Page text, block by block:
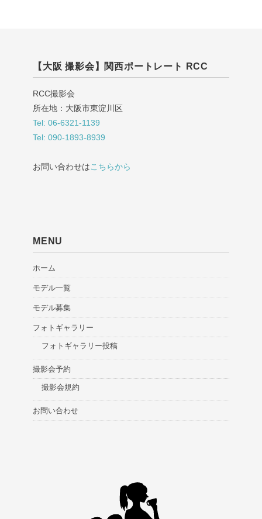
【大阪 撮影会】関西ポートレート RCC
RCC撮影会
所在地：大阪市東淀川区
Tel: 06-6321-1139
Tel: 090-1893-8939
お問い合わせはこちらから
MENU
ホーム
モデル一覧
モデル募集
フォトギャラリー
フォトギャラリー投稿
撮影会予約
撮影会規約
お問い合わせ